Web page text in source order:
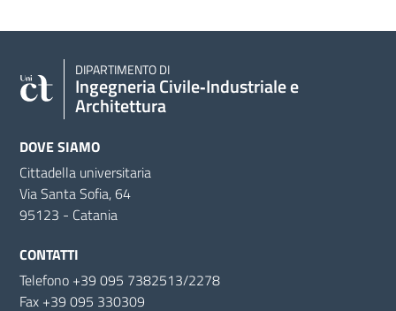
DIPARTIMENTO DI
Ingegneria Civile‑Industriale e
Architettura
DOVE SIAMO
Cittadella universitaria
Via Santa Sofia, 64
95123 - Catania
CONTATTI
Telefono +39 095 7382513/2278
Fax +39 095 330309